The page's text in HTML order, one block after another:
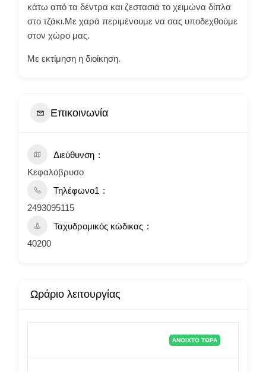
κάτω από τα δέντρα και ζεστασιά το χειμώνα δίπλα
στο τζάκι.Με χαρά περιμένουμε να σας υποδεχθούμε
στον χώρο μας.
Με εκτίμηση η διοίκηση.
Επικοινωνία
Διεύθυνση
Κεφαλόβρυσο
Τηλέφωνο1
2493095115
Ταχυδρομικός κώδικας
40200
Ωράριο λειτουργίας
ΑΝΟΙΧΤΌ ΤΏΡΑ